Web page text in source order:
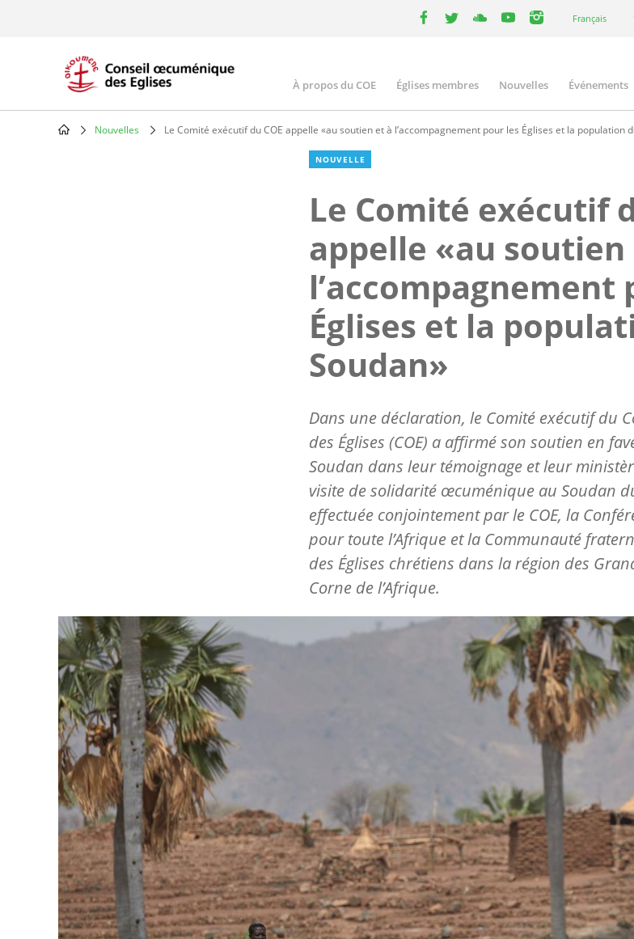
your
Français
Main
navigation
À propos du COE Églises membres Nouvelles Événements
Nouvelles Le Comité exécutif du COE appelle «au soutien et à l’accompagnement pour les Églises et la population
NOUVELLE
Le Comité exécutif
appelle «au soutien
l’accompagnement
Églises et la
Soudan»
Dans une déclaration, le Comité exécutif du
des Églises (COE) a affirmé son soutien en
Soudan dans leur témoignage et leur
visite de solidarité œcuménique au Soudan
effectuée conjointement par le COE, la
pour toute l’Afrique et la Communauté
des Églises chrétiens dans la région des
Corne de l’Afrique.
Image